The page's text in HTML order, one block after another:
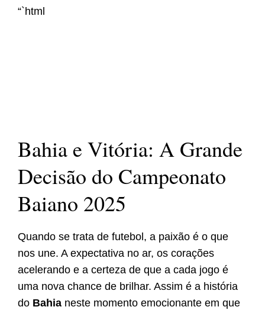
“`html
Bahia e Vitória: A Grande
Decisão do Campeonato
Baiano 2025
Quando se trata de futebol, a paixão é o que
nos une. A expectativa no ar, os corações
acelerando e a certeza de que a cada jogo é
uma nova chance de brilhar. Assim é a história
do Bahia neste momento emocionante em que